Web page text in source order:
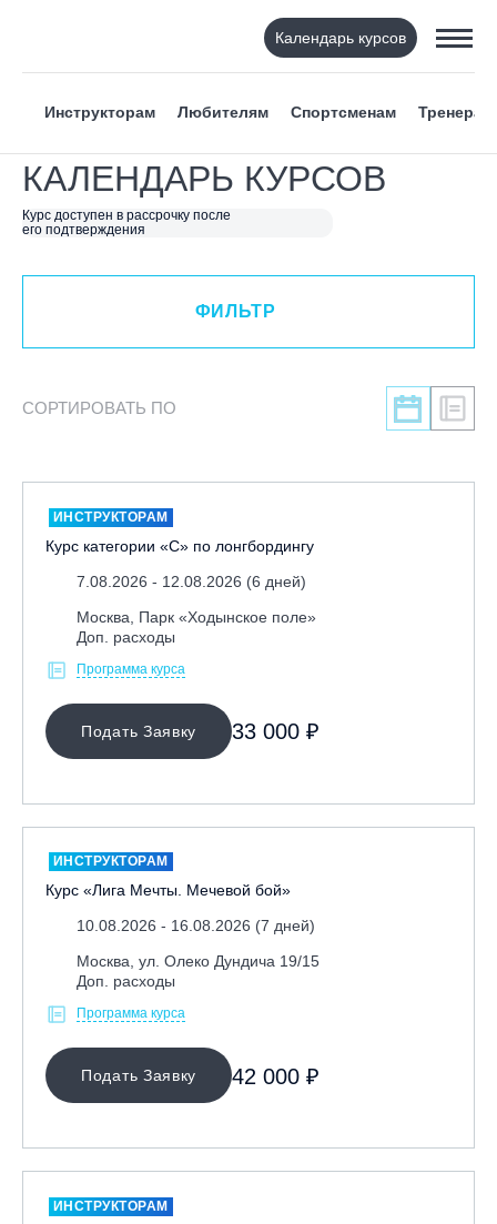
Календарь курсов
Инструкторам Любителям Спортсменам Тренерам
КАЛЕНДАРЬ КУРСОВ
Курс доступен в рассрочку после
его подтверждения
ФИЛЬТР
ВИД СПОРТА
Я ХОЧУ
КАТЕГОРИЯ
ЛЕКТОР
МЕСТО ПРОВЕДЕНИЯ
ФИЛЬТР
СОРТИРОВАТЬ ПО
ИНСТРУКТОРАМ
Курс категории «С» по лонгбордингу
7.08.2026 - 12.08.2026 (6 дней)
Москва, Парк «Ходынское поле»
Доп. расходы
Программа курса
Подать Заявку 33 000 ₽
ИНСТРУКТОРАМ
Курс «Лига Мечты. Мечевой бой»
10.08.2026 - 16.08.2026 (7 дней)
Москва, ул. Олеко Дундича 19/15
Доп. расходы
Программа курса
Подать Заявку 42 000 ₽
ИНСТРУКТОРАМ